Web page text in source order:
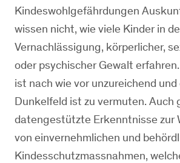
Kindeswohlgefährdungen
wissen nicht, wie viele Kinder in
Vernachlässigung, körperlicher,
oder psychischer Gewalt
ist nach wie vor unzureichend und
Dunkelfeld ist zu vermuten. Auch
datengestützte Erkenntnisse zur
von einvernehmlichen und
Kindesschutzmassnahmen,